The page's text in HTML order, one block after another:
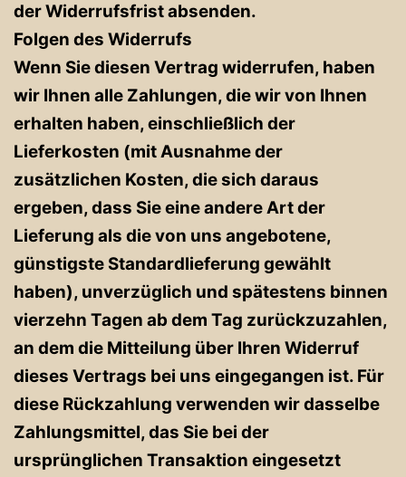
der Widerrufsfrist absenden.
Folgen des Widerrufs
Wenn Sie diesen Vertrag widerrufen, haben
wir Ihnen alle Zahlungen, die wir von Ihnen
erhalten haben, einschließlich der
Lieferkosten (mit Ausnahme der
zusätzlichen Kosten, die sich daraus
ergeben, dass Sie eine andere Art der
Lieferung als die von uns angebotene,
günstigste Standardlieferung gewählt
haben), unverzüglich und spätestens binnen
vierzehn Tagen ab dem Tag zurückzuzahlen,
an dem die Mitteilung über Ihren Widerruf
dieses Vertrags bei uns eingegangen ist. Für
diese Rückzahlung verwenden wir dasselbe
Zahlungsmittel, das Sie bei der
ursprünglichen Transaktion eingesetzt